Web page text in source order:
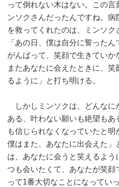
って倒れない木はない。この言
ンソクさんだったんですね。
を救ってくれたのは、ミンソ
「あの日、僕は自分に誓った
がんばって、笑顔で生きていか
またあなたに会えたときに、笑
るように」と打ち明ける。
しかしミンソクは、どんなに
ある、叶わない願いも絶望も
も信じられなくなっていたと明
僕はまた、あなたに出会えた
は、あなたに会うと笑えるよ
つも会いたくて、あなたが笑顔
って1番大切なことになってい